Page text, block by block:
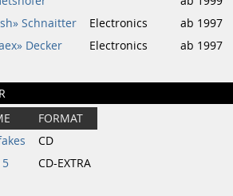
Schnaitter
Electronics ab 1997
Decker
Electronics ab 1997
FORMAT
CD
5 CD-EXTRA